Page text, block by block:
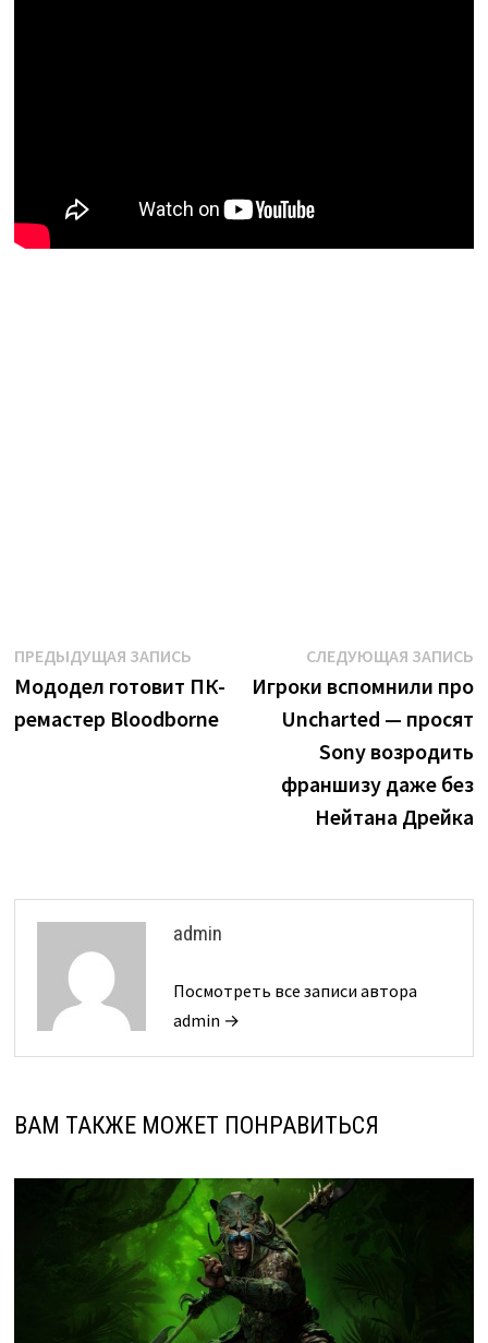
Навигация
по
записям
ПРЕДЫДУЩАЯ ЗАПИСЬПредыдущая
запись:
Мододел готовит ПК-
ремастер Bloodborne
СЛЕДУЮЩАЯ ЗАПИСЬ
Игроки вспомнили про
Uncharted — просят
Sony возродить
франшизу даже без
Нейтана Дрейка
admin
Посмотреть все записи автора
admin →
ВАМ ТАКЖЕ МОЖЕТ ПОНРАВИТЬСЯ